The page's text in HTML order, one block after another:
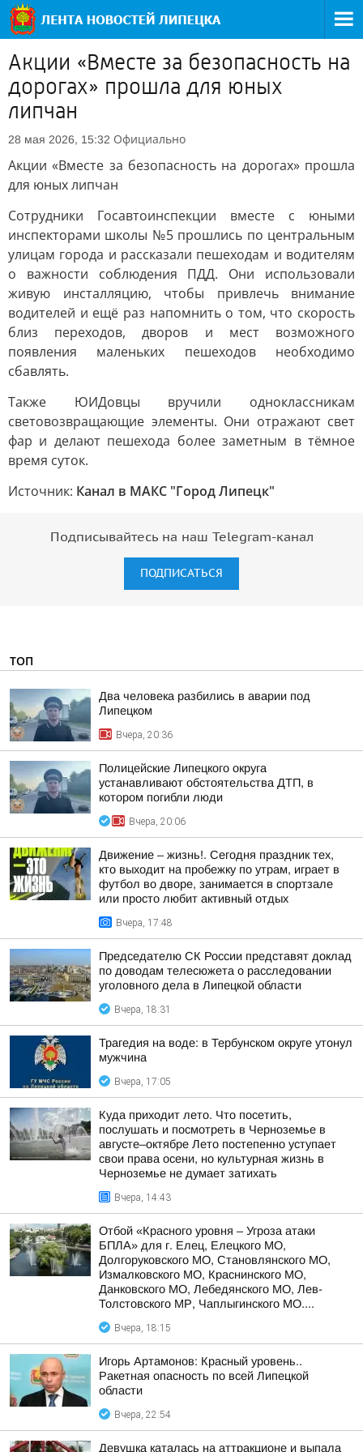
Акции «Вместе за безопасность на
дорогах» прошла для юных
липчан
28 мая 2026, 15:32 Официально
Акции «Вместе за безопасность на дорогах» прошла
для юных липчан
Сотрудники Госавтоинспекции вместе с юными
инспекторами школы №5 прошлись по центральным
улицам города и рассказали пешеходам и водителям
о важности соблюдения ПДД. Они использовали
живую инсталляцию, чтобы привлечь внимание
водителей и ещё раз напомнить о том, что скорость
близ переходов, дворов и мест возможного
появления маленьких пешеходов необходимо
сбавлять.
Также ЮИДовцы вручили одноклассникам
световозвращающие элементы. Они отражают свет
фар и делают пешехода более заметным в тёмное
время суток.
Источник: Канал в МАКС "Город Липецк"
Подписывайтесь на наш Telegram-канал
ПОДПИСАТЬСЯ
ТОП
Два человека разбились в аварии под
Липецком
Вчера, 20:36
Полицейские Липецкого округа
устанавливают обстоятельства ДТП, в
котором погибли люди
Вчера, 20:06
Движение – жизнь!. Сегодня праздник тех,
кто выходит на пробежку по утрам, играет в
футбол во дворе, занимается в спортзале
или просто любит активный отдых
Вчера, 17:48
Председателю СК России представят доклад
по доводам телесюжета о расследовании
уголовного дела в Липецкой области
Вчера, 18:31
Трагедия на воде: в Тербунском округе утонул
мужчина
Вчера, 17:05
Куда приходит лето. Что посетить,
послушать и посмотреть в Черноземье в
августе–октябре Лето постепенно уступает
свои права осени, но культурная жизнь в
Черноземье не думает затихать
Вчера, 14:43
Отбой «Красного уровня – Угроза атаки
БПЛА» для г. Елец, Елецкого МО,
Долгоруковского МО, Становлянского МО,
Измалковского МО, Краснинского МО,
Данковского МО, Лебедянского МО, Лев-
Толстовского МР, Чаплыгинского МО....
Вчера, 18:15
Игорь Артамонов: Красный уровень..
Ракетная опасность по всей Липецкой
области
Вчера, 22:54
Девушка каталась на аттракционе и выпала